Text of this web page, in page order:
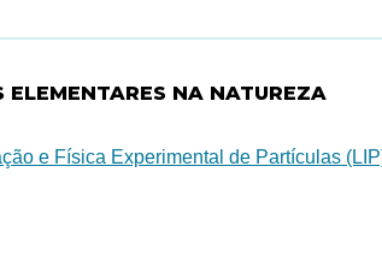
NA NATUREZA
e Física Experimental de Partículas